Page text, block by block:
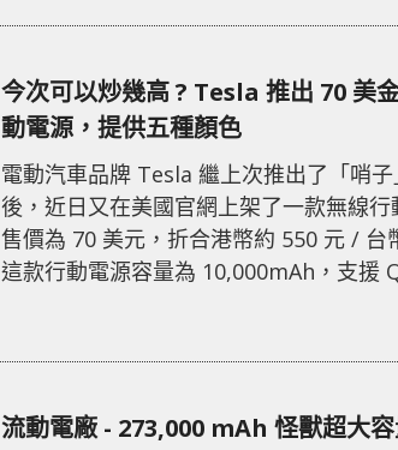
位裝置的行動電源。而這些產品實際上
行動記錄、講話內容皆會被不法份子竊取。 而這件
揭發，是源於貴州一位使用者將尿袋摔
今次可以炒幾高 ? Tesla 推出 70 美
動電源，提供五種顏色
電動汽車品牌 Tesla 繼上次推出了「哨子
後，近日又在美國官網上架了一款無線行
售價為 70 美元，折合港幣約 550 元 / 台
這款行動電源容量為 10,000mAh，支援
電。另外這款行動電源的無線充電是相
可以透過 Tesla 車內的無線充電座或任
色，包括銀、深藍、紅
流動電廠 - 273,000 mAh 怪獸超大